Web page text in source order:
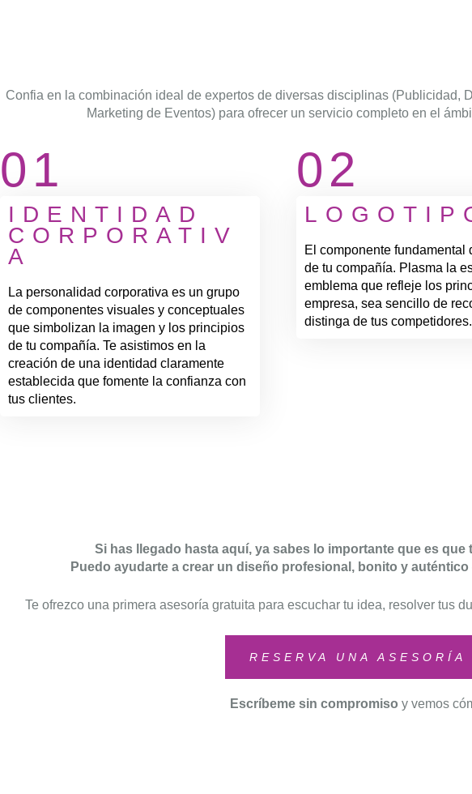
Confia en la combinación ideal de expertos de diversas disciplinas (Publicidad,
Marketing de Eventos) para ofrecer un servicio completo en el
01
IDENTIDAD
CORPORATIV
A
La personalidad corporativa es un grupo
de componentes visuales y conceptuales
que simbolizan la imagen y los principios
de tu compañía. Te asistimos en la
creación de una identidad claramente
establecida que fomente la confianza con
tus clientes.
02
El componente fundamental
de tu compañía. Plasma la
emblema que refleje los
empresa, sea sencillo de
distinga de tus competidores.
Si has llegado hasta aquí, ya sabes lo importante que es
Puedo ayudarte a crear un diseño profesional, bonito y
Te ofrezco una primera asesoría gratuita para escuchar tu idea, resolver tus
RESERVA UNA ASESORÍA
Escríbeme sin compromiso y vemos